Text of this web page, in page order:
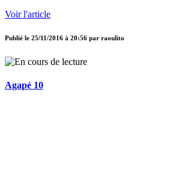
Voir l'article
Publié le 25/11/2016 à 20:56 par raoulito
Agapé 10